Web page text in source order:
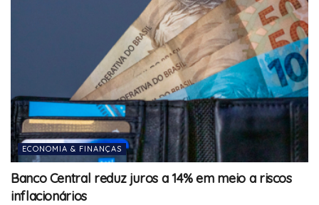
ECONOMIA & FINANÇAS
Banco Central reduz juros a 14% em meio a riscos
inflacionários